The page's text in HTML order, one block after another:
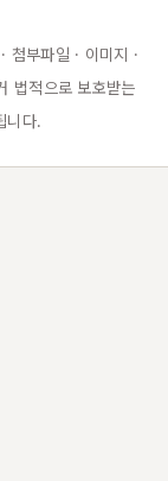
첨부파일 · 이미지 ·
법적으로 보호받는
니다.